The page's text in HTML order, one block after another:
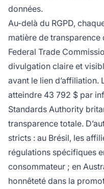
données.
Au-delà du RGPD,
matière de transparence
Federal Trade
divulgation claire et
avant le lien d’affiliation.
atteindre 43 792 $ par
Standards Authority
transparence totale.
stricts : au Brésil, les
régulations spécifiques
consommateur ; en
honnêteté dans la